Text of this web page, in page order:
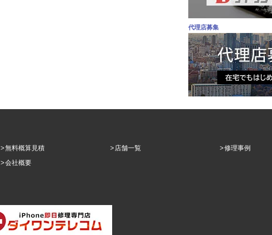
代理店募集
無料概算見積 店舗一覧
修理事例
会社概要